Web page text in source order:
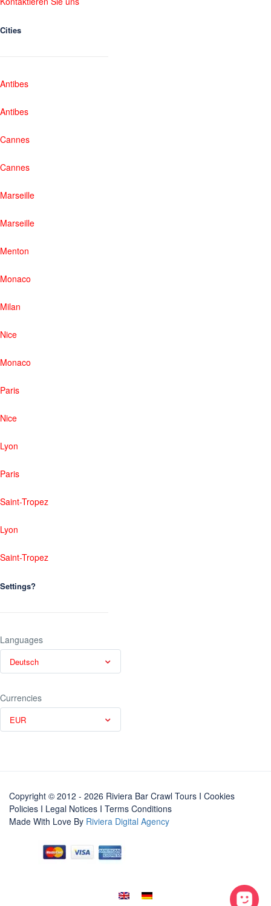
Cities
Antibes
Antibes
Cannes
Cannes
Marseille
Marseille
Menton
Monaco
Milan
Nice
Monaco
Paris
Nice
Lyon
Paris
Saint-Tropez
Lyon
Saint-Tropez
Settings?
Languages
Deutsch
Currencies
EUR
Copyright © 2012 - 2026 Riviera Bar Crawl Tours I Cookies
Policies I Legal Notices I Terms Conditions
Made With Love By Riviera Digital Agency